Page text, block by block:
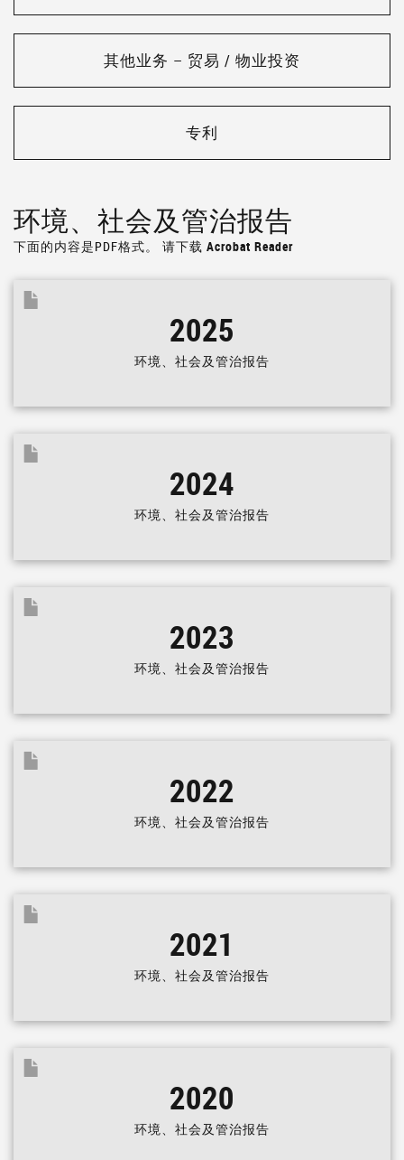
其他业务 – 贸易 / 物业投资
专利
环境、社会及管治报告
下面的内容是PDF格式。 请下载 Acrobat Reader
2025
环境、社会及管治报告
2024
环境、社会及管治报告
2023
环境、社会及管治报告
2022
环境、社会及管治报告
2021
环境、社会及管治报告
2020
环境、社会及管治报告